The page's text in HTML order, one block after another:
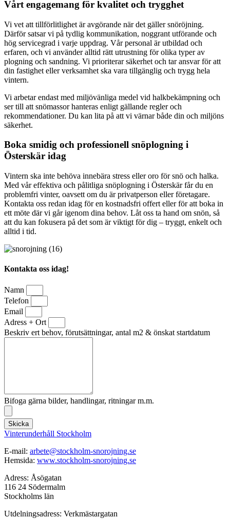
Vårt engagemang för kvalitet och trygghet
Vi vet att tillförlitlighet är avgörande när det gäller snöröjning.
Därför satsar vi på tydlig kommunikation, noggrant utförande och
hög servicegrad i varje uppdrag. Vår personal är utbildad och
erfaren, och vi använder alltid rätt utrustning för olika typer av
plogning och sandning. Vi prioriterar säkerhet och tar ansvar för att
din fastighet eller verksamhet ska vara tillgänglig och trygg hela
vintern.
Vi arbetar endast med miljövänliga medel vid halkbekämpning och
ser till att snömassor hanteras enligt gällande regler och
rekommendationer. Du kan lita på att vi värnar både din och miljöns
säkerhet.
Boka smidig och professionell snöplogning i
Österskär idag
Vintern ska inte behöva innebära stress eller oro för snö och halka.
Med vår effektiva och pålitliga snöplogning i Österskär får du en
problemfri vinter, oavsett om du är privatperson eller företagare.
Kontakta oss redan idag för en kostnadsfri offert eller för att boka in
ett möte där vi går igenom dina behov. Låt oss ta hand om snön, så
att du kan fokusera på det som är viktigt för dig – tryggt, enkelt och
alltid i tid.
Kontakta oss idag!
Namn
Telefon
Email
Adress + Ort
Beskriv ert behov, förutsättningar, antal m2 & önskat startdatum
Bifoga gärna bilder, handlingar, ritningar m.m.
Skicka
Vinterunderhåll Stockholm
E-mail: arbete@stockholm-snorojning.se
Hemsida: www.stockholm-snorojning.se
Adress: Åsögatan
116 24 Södermalm
Stockholms län
Utdelningsadress: Verkmästargatan